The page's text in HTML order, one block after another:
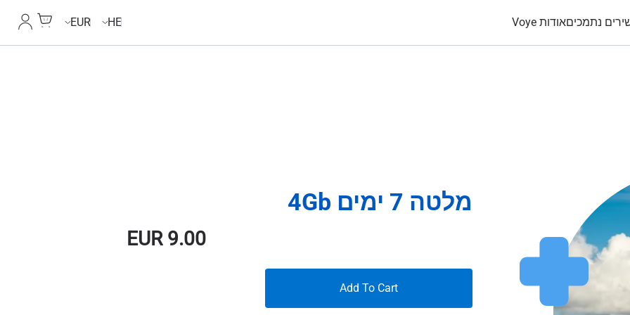
נתמכיםאודות Voye HE
EUR
מלטה 7 ימים 4Gb
EUR9.00
Add To Cart